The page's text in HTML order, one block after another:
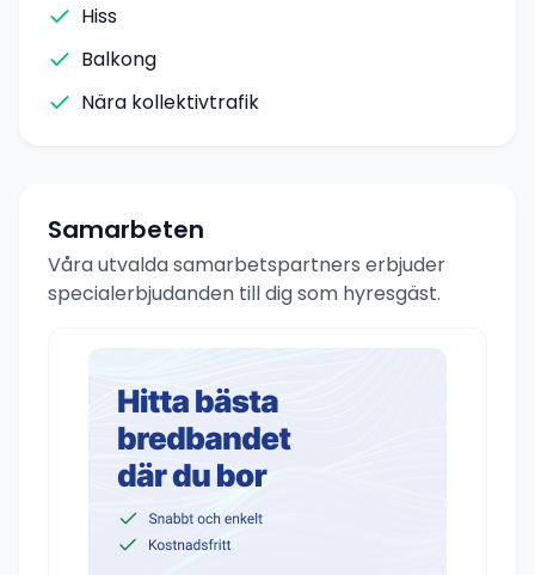
Hiss
Balkong
Nära kollektivtrafik
Samarbeten
Våra utvalda samarbetspartners erbjuder
specialerbjudanden till dig som hyresgäst.